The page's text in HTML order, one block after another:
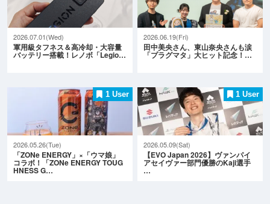
2026.07.01(Wed)
軍用級タフネス＆高冷却・大容量
バッテリー搭載！レノボ「Legio…
2026.06.19(Fri)
田中美央さん、東山奈央さんも涙
「プラグマタ」大ヒット記念！…
1 User
2026.05.26(Tue)
「ZONe ENERGY」×「ウマ娘」
コラボ！「ZONe ENERGY TOUG
HNESS G…
1 User
2026.05.09(Sat)
【EVO Japan 2026】ヴァンパイ
アセイヴァー部門優勝のKaji選手
…